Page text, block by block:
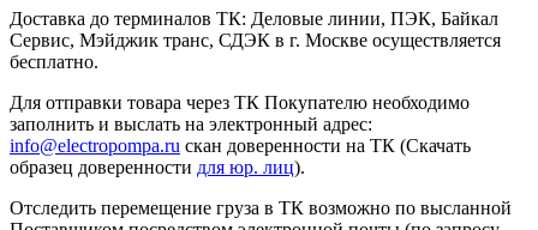
Доставка до терминалов ТК: Деловые линии, ПЭК, Байкал
Сервис, Мэйджик транс, СДЭК в г. Москве осуществляется
бесплатно.
Для отправки товара через ТК Покупателю необходимо
заполнить и выслать на электронный адрес:
info@electropompa.ru скан доверенности на ТК (Скачать
образец доверенности для юр. лиц).
Отследить перемещение груза в ТК возможно по высланной